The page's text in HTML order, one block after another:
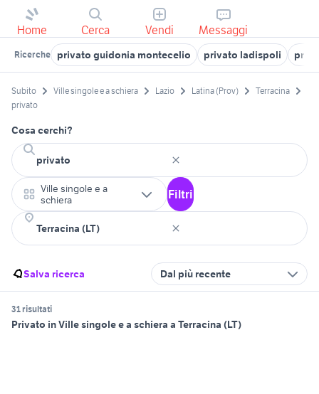
Home Cerca Vendi Messaggi
Ricerche privato guidonia montecelio privato ladispoli
Subito Ville singole e a schiera Lazio Latina (Prov)
Terracina
privato
Cosa cerchi?
Ville singole e a
schiera
Filtri
Salva ricerca Dal più recente
31 risultati
Privato in Ville singole e a schiera a Terracina (LT)